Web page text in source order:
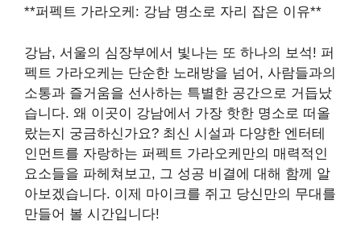
**퍼펙트 가라오케: 강남 명소로 자리 잡은 이유**
강남, 서울의 심장부에서 빛나는 또 하나의 보석! 퍼
펙트 가라오케는 단순한 노래방을 넘어, 사람들과의
소통과 즐거움을 선사하는 특별한 공간으로 거듭났
습니다. 왜 이곳이 강남에서 가장 핫한 명소로 떠올
랐는지 궁금하신가요? 최신 시설과 다양한 엔터테
인먼트를 자랑하는 퍼펙트 가라오케만의 매력적인
요소들을 파헤쳐보고, 그 성공 비결에 대해 함께 알
아보겠습니다. 이제 마이크를 쥐고 당신만의 무대를
만들어 볼 시간입니다!